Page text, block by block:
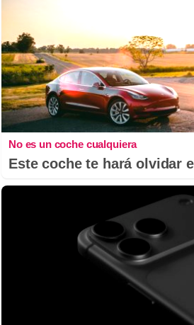
No es un coche cualquiera
Este coche te hará olvidar